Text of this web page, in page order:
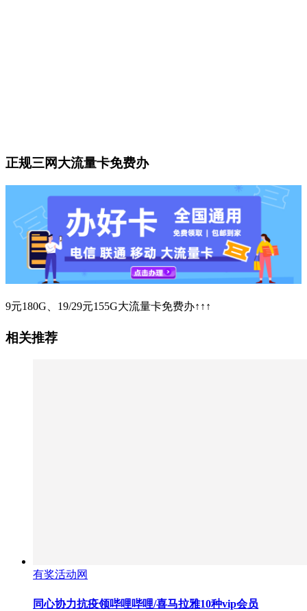
正规三网大流量卡免费办
9元180G、19/29元155G大流量卡免费办↑↑↑
相关推荐
有奖活动网
同心协力抗疫领哔哩哔哩/喜马拉雅10种vip会员